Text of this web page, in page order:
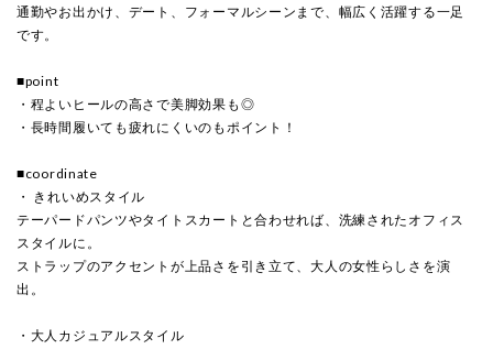
通勤やお出かけ、デート、フォーマルシーンまで、幅広く活躍する一足
です。
■point
・程よいヒールの高さで美脚効果も◎
・長時間履いても疲れにくいのもポイント！
■coordinate
・ きれいめスタイル
テーパードパンツやタイトスカートと合わせれば、洗練されたオフィス
スタイルに。
ストラップのアクセントが上品さを引き立て、大人の女性らしさを演
出。
・大人カジュアルスタイル